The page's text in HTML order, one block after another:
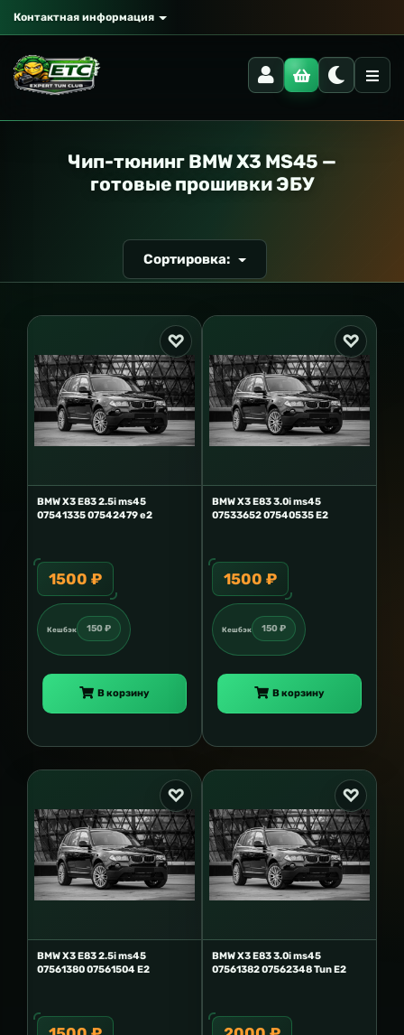
Контактная информация
Чип-тюнинг BMW X3 MS45 —
готовые прошивки ЭБУ
Сортировка:
BMW X3 E83 2.5i ms45
07541335 07542479 e2
1500 ₽
Кешбэк 150 ₽
В корзину
BMW X3 E83 3.0i ms45
07533652 07540535 E2
1500 ₽
Кешбэк 150 ₽
В корзину
BMW X3 E83 2.5i ms45
07561380 07561504 E2
BMW X3 E83 3.0i ms45
07561382 07562348 Tun E2